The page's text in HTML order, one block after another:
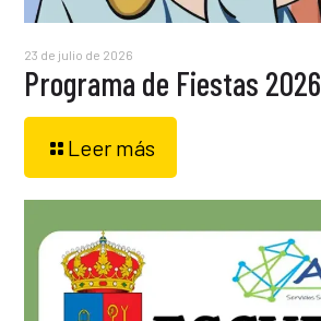
23 de julio de 2026
Programa de Fiestas 2026
Leer más